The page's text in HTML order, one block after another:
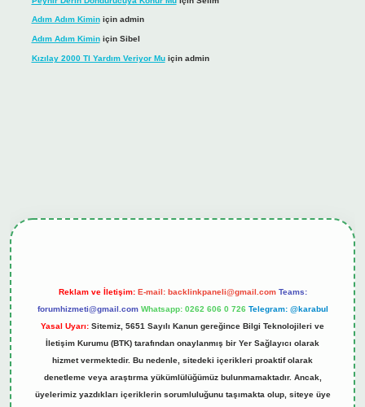
Adım Adım Kiminiçin admin
Adım Adım Kiminiçin Sibel
Kızılay 2000 Tl Yardım Veriyor Muiçin admin
Reklam ve İletişim: E-mail: backlinkpaneli@gmail.com Teams:
forumhizmeti@gmail.com Whatsapp: 0262 606 0 726 Telegram: @karabul
Yasal Uyarı: Sitemiz, 5651 Sayılı Kanun gereğince Bilgi Teknolojileri ve
İletişim Kurumu (BTK) tarafından onaylanmış bir Yer Sağlayıcı olarak
hizmet vermektedir. Bu nedenle, sitedeki içerikleri proaktif olarak
denetleme veya araştırma yükümlülüğümüz bulunmamaktadır. Ancak,
üyelerimiz yazdıkları içeriklerin sorumluluğunu taşımakta olup, siteye üye